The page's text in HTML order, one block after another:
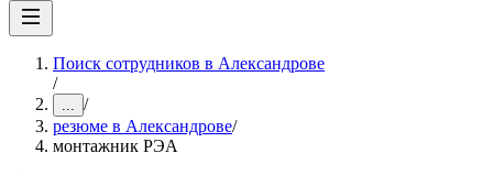
Поиск сотрудников в Александрове
/
... /
резюме в Александрове/
монтажник РЭА